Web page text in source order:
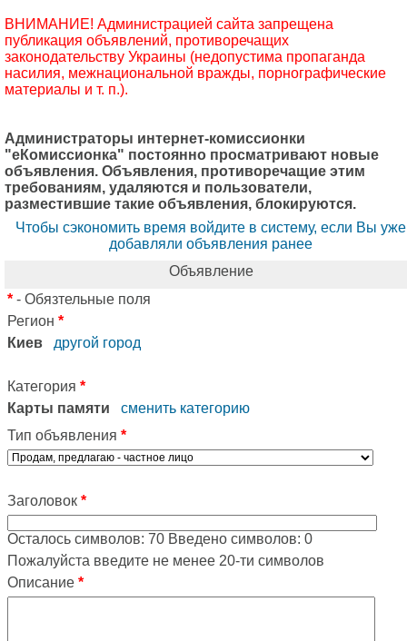
ВНИМАНИЕ! Администрацией сайта запрещена
публикация объявлений, противоречащих
законодательству Украины (недопустима пропаганда
насилия, межнациональной вражды, порнографические
материалы и т. п.).
Администраторы интернет-комиссионки
"еКомиссионка" постоянно просматривают новые
объявления. Объявления, противоречащие этим
требованиям, удаляются и пользователи,
разместившие такие объявления, блокируются.
Чтобы сэкономить время войдите в систему, если Вы уже
добавляли объявления ранее
Объявление
* - Обязтельные поля
Регион *
Киев
другой город
Категория *
Карты памяти
сменить категорию
Тип объявления *
Заголовок *
Осталось символов: 70 Введено символов: 0
Пожалуйста введите не менее 20-ти символов
Описание *